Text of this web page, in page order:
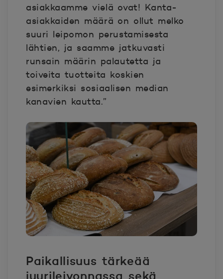
asiakkaamme vielä ovat! Kanta-
asiakkaiden määrä on ollut melko
suuri leipomon perustamisesta
lähtien, ja saamme jatkuvasti
runsain määrin palautetta ja
toiveita tuotteita koskien
esimerkiksi sosiaalisen median
kanavien kautta.”
Paikallisuus tärkeää
juurileivonnassa sekä